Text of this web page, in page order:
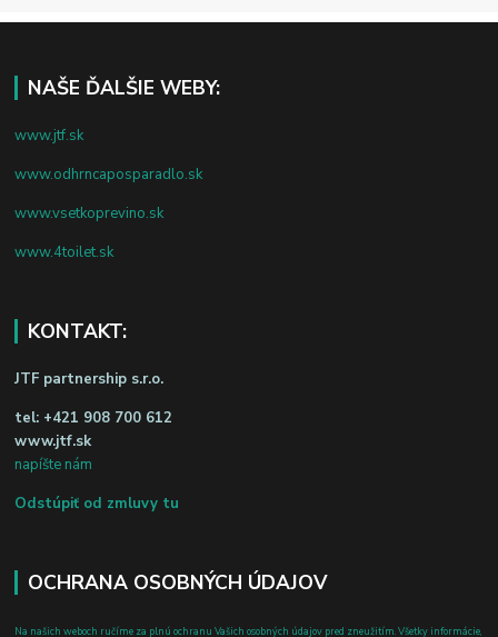
NAŠE ĎALŠIE WEBY:
www.jtf.sk
www.odhrncaposparadlo.sk
www.vsetkoprevino.sk
www.4toilet.sk
KONTAKT:
JTF partnership s.r.o.
tel: +421 908 700 612
www.jtf.sk
napíšte nám
Odstúpiť od zmluvy tu
OCHRANA OSOBNÝCH ÚDAJOV
Na našich weboch ručíme za plnú ochranu Vašich osobných údajov pred zneužitím. Všetky informácie,